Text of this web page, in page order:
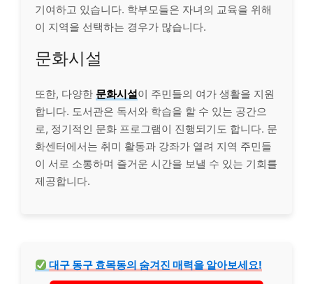
기여하고 있습니다. 학부모들은 자녀의 교육을 위해
이 지역을 선택하는 경우가 많습니다.
문화시설
또한, 다양한 문화시설이 주민들의 여가 생활을 지원
합니다. 도서관은 독서와 학습을 할 수 있는 공간으
로, 정기적인 문화 프로그램이 진행되기도 합니다. 문
화센터에서는 취미 활동과 강좌가 열려 지역 주민들
이 서로 소통하며 즐거운 시간을 보낼 수 있는 기회를
제공합니다.
대구 동구 효목동의 숨겨진 매력을 알아보세요!